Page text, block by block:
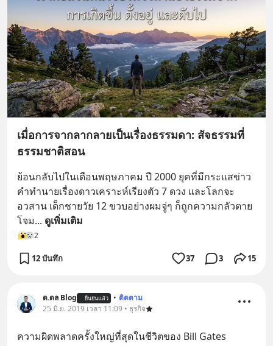
เมื่อการจากลากลายเป็นเรื่องธรรมดา: สัจธรรมที่
ธรรมชาติสอน
ย้อนกลับไปในเดือนพฤษภาคม ปี 2000 ยุคที่มีกระแสข่าว
คำทำนายเรื่องดาวเคราะห์เรียงตัว 7 ดวง และโลกจะ
อวสาน เด็กชายวัย 12 ขวบอย่างผมจู่ๆ ก็ถูกความกลัวตาย
โจม... ดูเพิ่มเติม
2
12 บันทึก 37 3 15
ด.ดล Blog ยืนยันแล้ว • ติดตาม
25 มิ.ย. 2019 เวลา 11:09 • ธุรกิจ
ความผิดพลาดครั้งใหญ่ที่สุดในชีวิตของ Bill Gates